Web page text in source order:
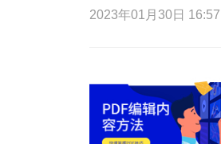
2023年01月30日 16:57